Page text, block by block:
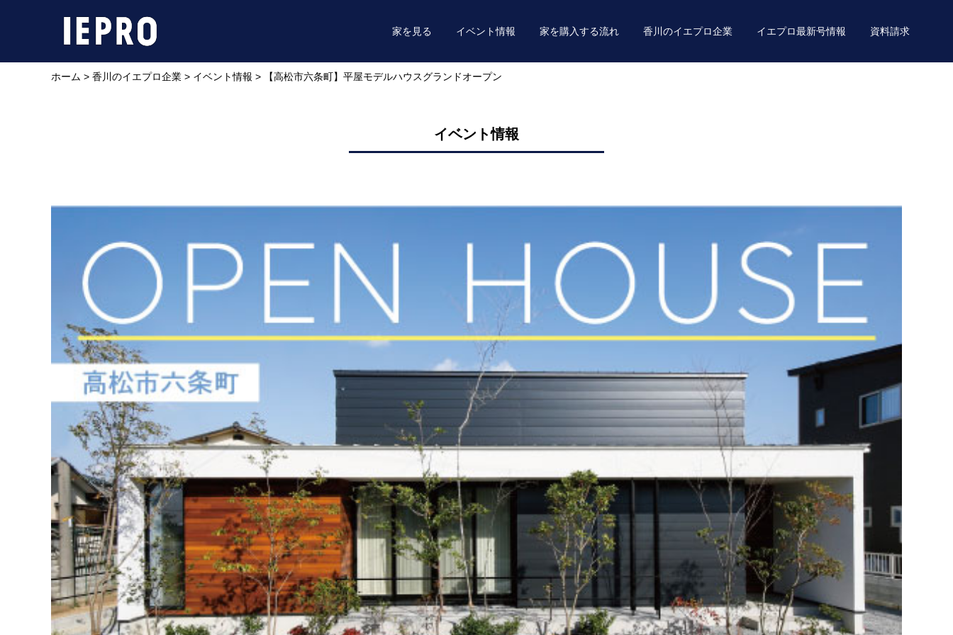
家を見る イベント情報 家を購入する流れ 香川のイエプロ企業 イエプロ最新号情報 資料請求
ホーム > 香川のイエプロ企業 > イベント情報 > 【高松市六条町】平屋モデルハウスグランドオープン
イベント情報